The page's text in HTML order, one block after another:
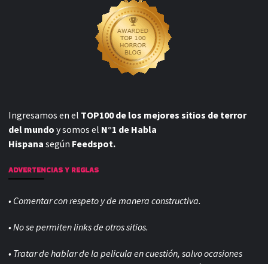
Ingresamos en el TOP100 de los mejores sitios de terror
del mundo y somos el N°1 de Habla
Hispana según Feedspot.
ADVERTENCIAS Y REGLAS
• Comentar con respeto y de manera constructiva.
• No se permiten links de otros sitios.
• Tratar de hablar de la pelicula en cuestión, salvo ocasiones